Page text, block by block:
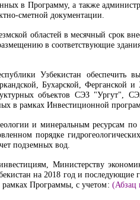
в Программу, а также
сметной документации.
областей в месячный срок
в соответствующие
Узбекистан
Бухарской, Ферганской и
объектов СЭЗ
в рамках Инвестиционной
и минеральным
порядке
подземных вод.
Министерству
на 2018 год и последующие
Программы, с учетом: (Абзац